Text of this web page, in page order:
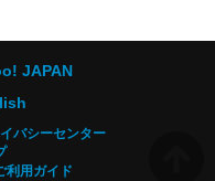
JAPAN
バシーセンター
利用ガイド